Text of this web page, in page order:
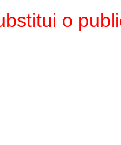
o